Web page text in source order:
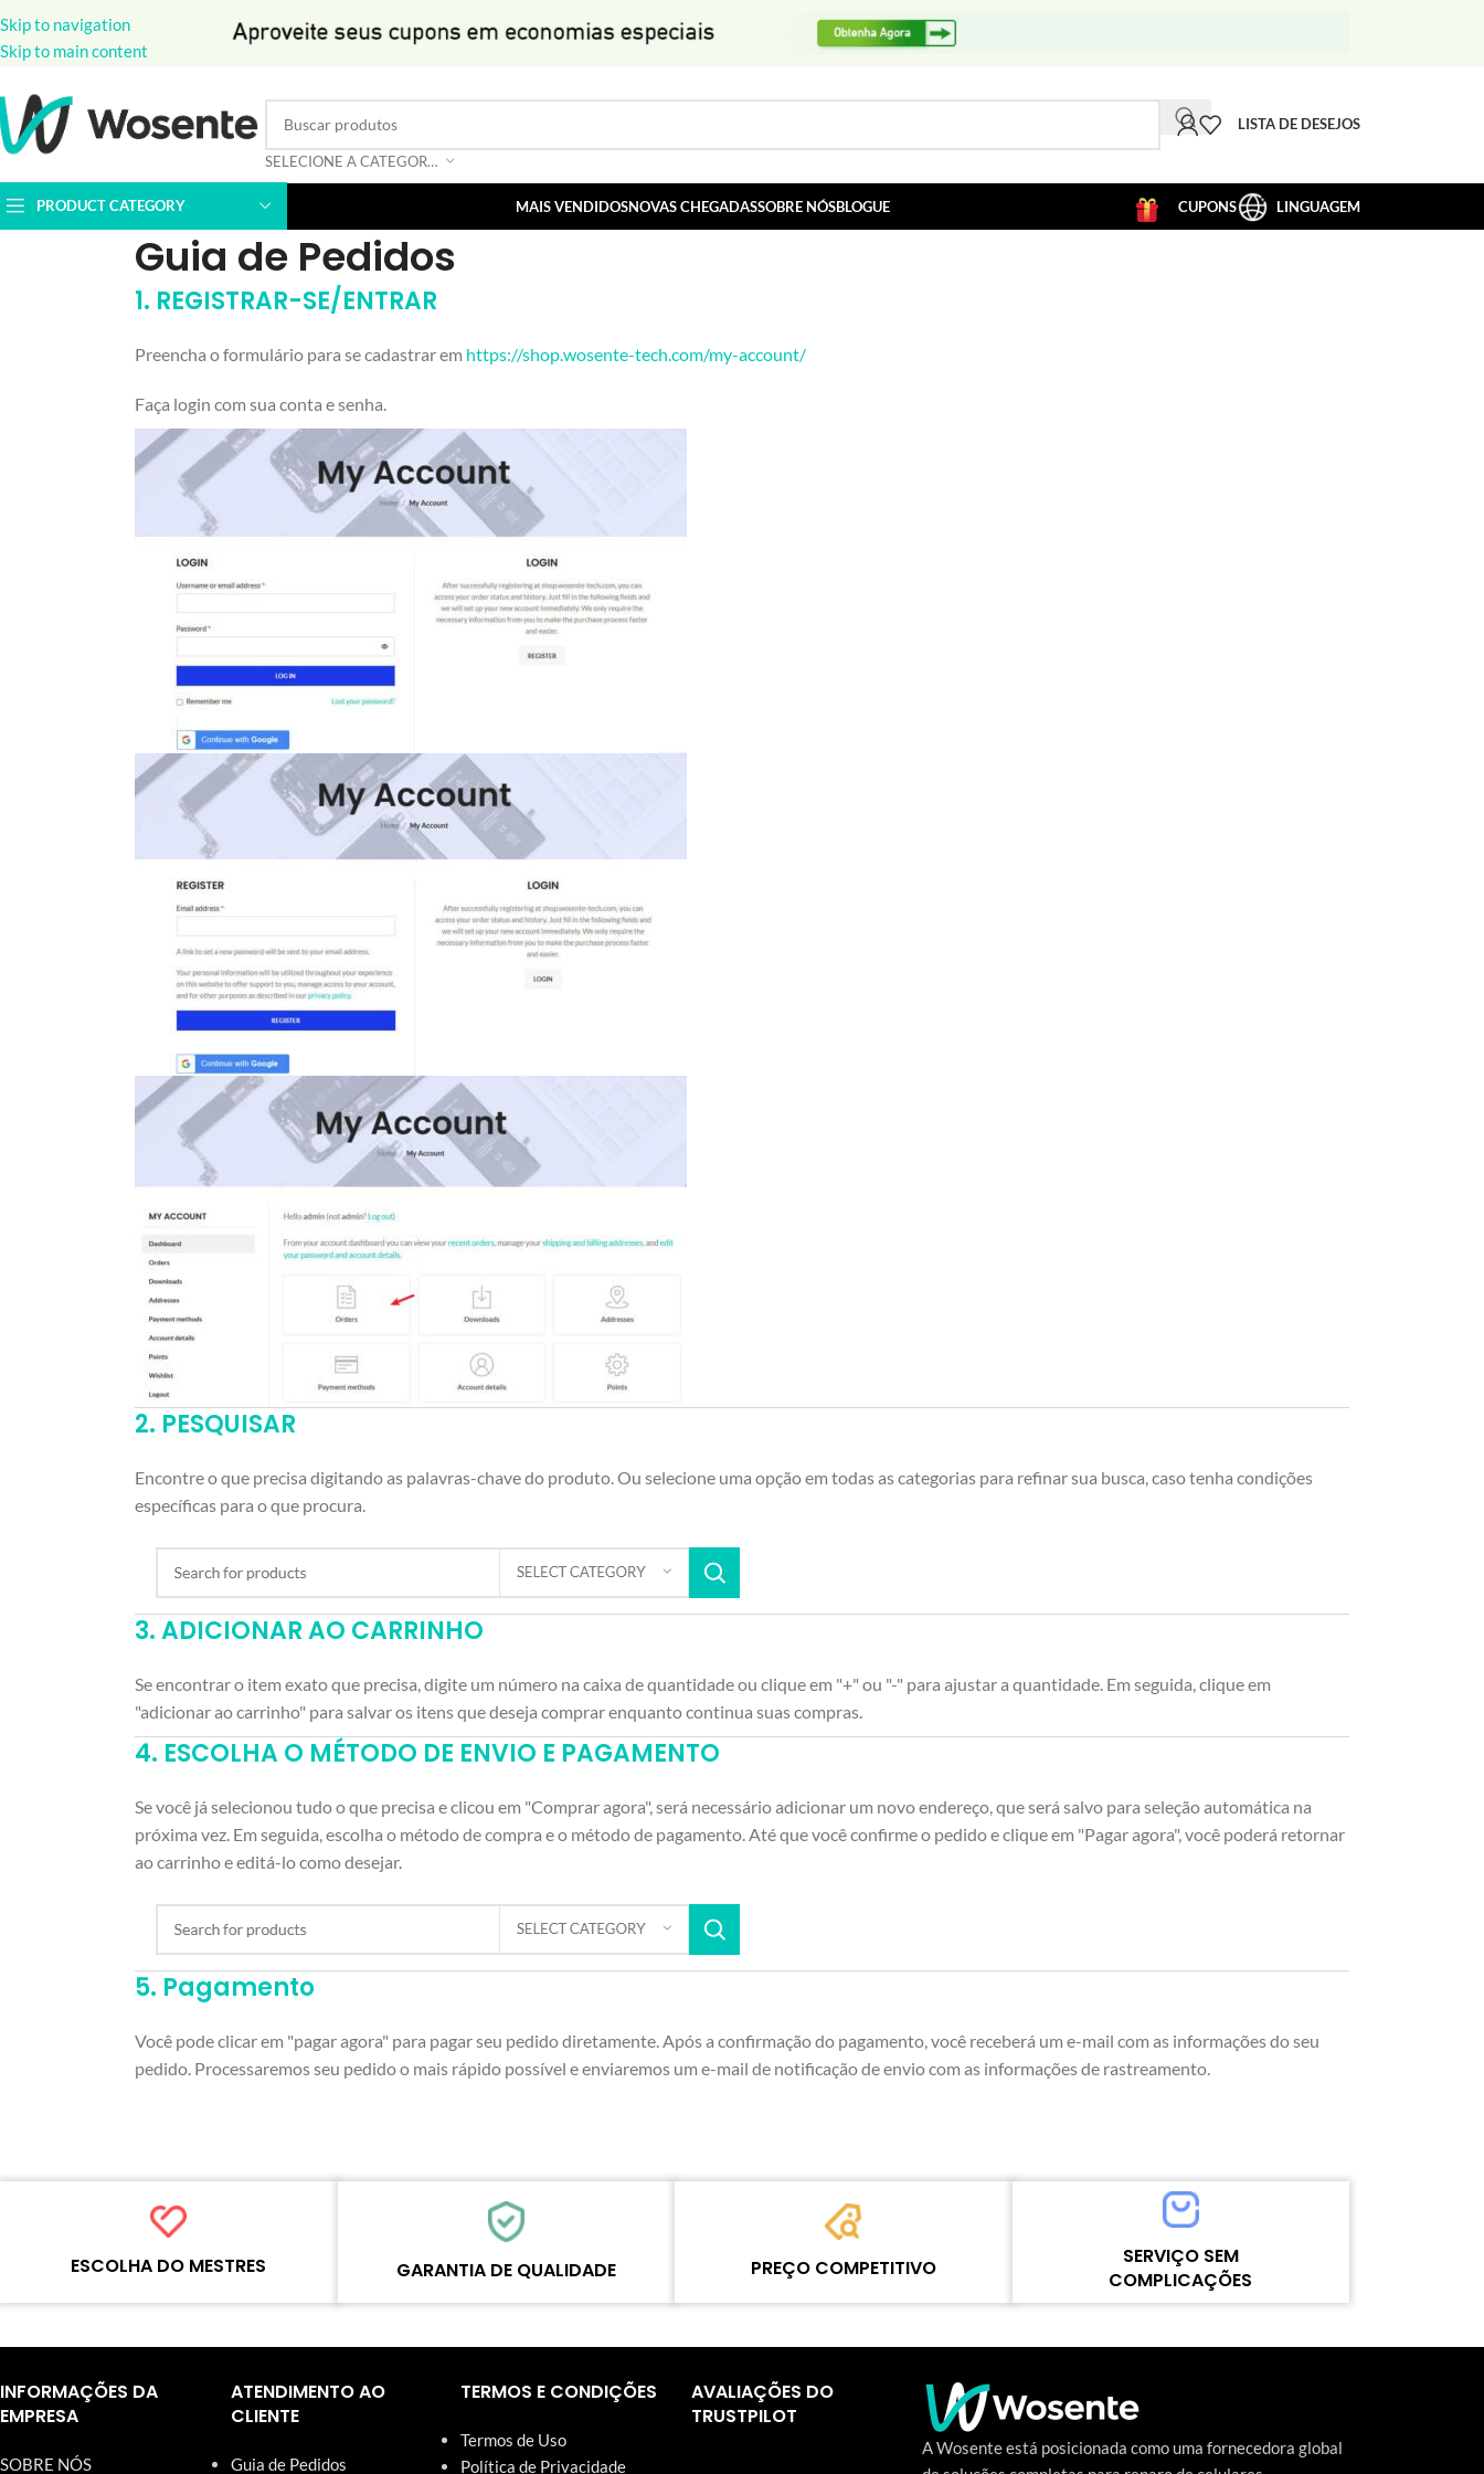
Skip to navigation
Skip to main content
SELECIONE A CATEGORIA
LISTA DE DESEJOS
PRODUCT CATEGORY MAIS VENDIDOSNOVAS CHEGADASSOBRE NÓSBLOGUE CUPONS LINGUAGEM
Guia de Pedidos
1. REGISTRAR-SE/ENTRAR
Preencha o formulário para se cadastrar em https://shop.wosente-tech.com/my-account/
Faça login com sua conta e senha.
2. PESQUISAR
Encontre o que precisa digitando as palavras-chave do produto. Ou selecione uma opção em todas as categorias para refinar sua busca, caso tenha condições
específicas para o que procura.
3. ADICIONAR AO CARRINHO
Se encontrar o item exato que precisa, digite um número na caixa de quantidade ou clique em "+" ou "-" para ajustar a quantidade. Em seguida, clique em
"adicionar ao carrinho" para salvar os itens que deseja comprar enquanto continua suas compras.
4. ESCOLHA O MÉTODO DE ENVIO E PAGAMENTO
Se você já selecionou tudo o que precisa e clicou em "Comprar agora", será necessário adicionar um novo endereço, que será salvo para seleção automática na
próxima vez. Em seguida, escolha o método de compra e o método de pagamento. Até que você confirme o pedido e clique em "Pagar agora", você poderá retornar
ao carrinho e editá-lo como desejar.
5. Pagamento
Você pode clicar em "pagar agora" para pagar seu pedido diretamente. Após a confirmação do pagamento, você receberá um e-mail com as informações do seu
pedido. Processaremos seu pedido o mais rápido possível e enviaremos um e-mail de notificação de envio com as informações de rastreamento.
ESCOLHA DO MESTRES
testado e selecionado pelos mestres da
diárias do negócio de reparos.
GARANTIA DE QUALIDADE
processos padronizados de controle de
nosso site têm garantia de um ano.
PREÇO COMPETITIVO
de reparos que cada centavo gasto vale a
pena.
SERVIÇO SEM
COMPLICAÇÕES
INFORMAÇÕES DA
EMPRESA
SOBRE NÓS
ATENDIMENTO AO
CLIENTE
Guia de Pedidos
TERMOS E CONDIÇÕES
Termos de Uso
Política de Privacidade
AVALIAÇÕES DO
TRUSTPILOT
A Wosente está posicionada como uma fornecedora global